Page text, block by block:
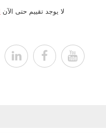
لا يوجد تقييم حتى الآن